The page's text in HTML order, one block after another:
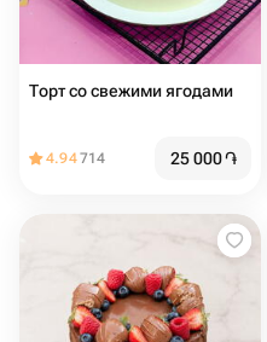
Торт со свежими ягодами
4.94714 25 000֏